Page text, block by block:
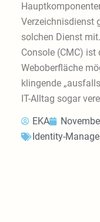
Verzeichnisdienst
solchen Dienst
Console (CMC)
Weboberfläche
klingende
IT-Alltag sogar
EKA
Identity-